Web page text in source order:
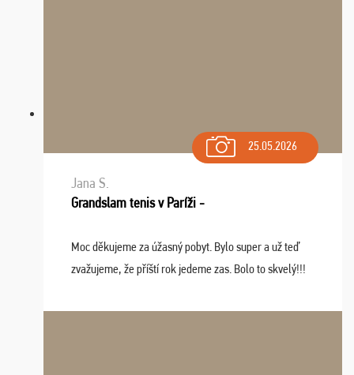
25.05.2026
Jana S.
Grandslam tenis v Paríži -
Moc děkujeme za úžasný pobyt. Bylo super a už teď
zvažujeme, že příští rok jedeme zas. Bolo to skvelý!!!